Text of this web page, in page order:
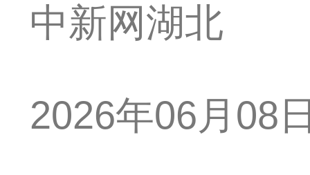
中新网湖北
2026年06月08